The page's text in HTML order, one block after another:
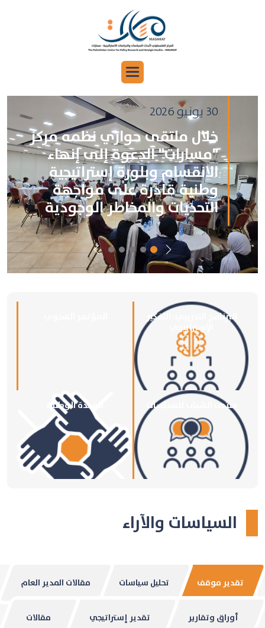
30 يونيو 2026
خلال ملتقى حواري نظمه مركز
"مسارات" الدعوة إلى إنهاء
الانقسام وبلورة إستراتيجية
وطنية قادرة على مواجهة
التحديات والمخاطر الوجودية
البرنامج التدريبي: التفكير
الإستراتيجي
منتدى الشباب للسياسات الوحدة الوطنية
السياسات والآراء
تقدير موقف تحليل سياسات مقالات المدير العام
أوراق وتقارير تقدير إستراتيجي مقالات